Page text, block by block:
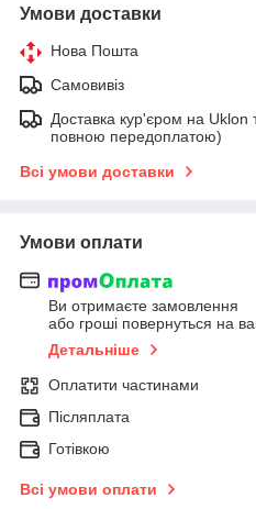
Умови доставки
Нова Пошта
Самовивіз
Доставка кур'єром на Uklon
повною передоплатою)
Всі умови доставки
Умови оплати
Ви отримаєте замовлення
або гроші повернуться на
Детальніше
Оплатити частинами
Післяплата
Готівкою
Всі умови оплати